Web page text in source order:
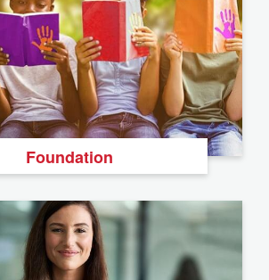
Foundation